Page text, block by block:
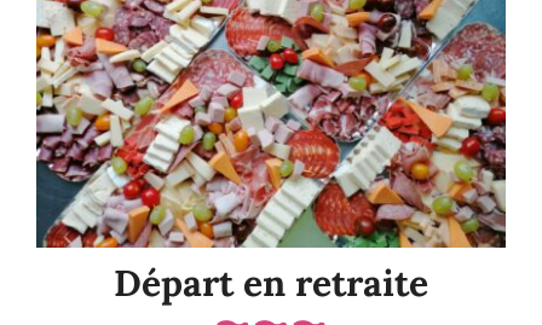
Départ en retraite